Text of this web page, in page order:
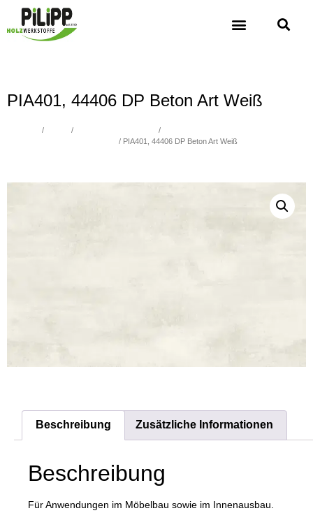
PIA401, 44406 DP Beton Art Weiß
/ / /
/ PIA401, 44406 DP Beton Art Weiß
Beschreibung Zusätzliche Informationen
Beschreibung
Für Anwendungen im Möbelbau sowie im Innenausbau.